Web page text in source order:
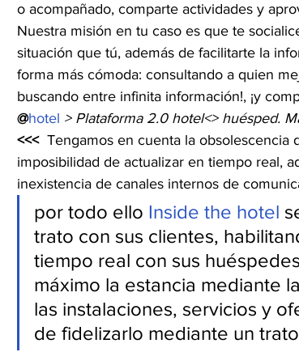
o acompañado, comparte actividades y
Nuestra misión en tu caso es que te
situación que tú, además de facilitarte la
forma más cómoda: consultando a quien
buscando entre infinita información!, ¡y
@hotel > Plataforma 2.0 hotel<> huésped.
<<< Tengamos en cuenta la obsolescencia
imposibilidad de actualizar en tiempo real,
inexistencia de canales internos de
por todo ello Inside the hotel
trato con sus clientes,
tiempo real con sus
máximo la estancia mediante
las instalaciones, servicios y
de fidelizarlo mediante un